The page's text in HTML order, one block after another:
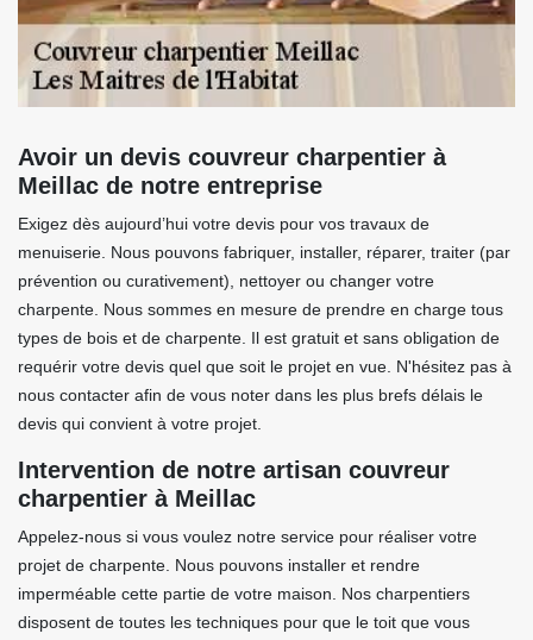
Avoir un devis couvreur charpentier à
Meillac de notre entreprise
Exigez dès aujourd’hui votre devis pour vos travaux de
menuiserie. Nous pouvons fabriquer, installer, réparer, traiter (par
prévention ou curativement), nettoyer ou changer votre
charpente. Nous sommes en mesure de prendre en charge tous
types de bois et de charpente. Il est gratuit et sans obligation de
requérir votre devis quel que soit le projet en vue. N'hésitez pas à
nous contacter afin de vous noter dans les plus brefs délais le
devis qui convient à votre projet.
Intervention de notre artisan couvreur
charpentier à Meillac
Appelez-nous si vous voulez notre service pour réaliser votre
projet de charpente. Nous pouvons installer et rendre
imperméable cette partie de votre maison. Nos charpentiers
disposent de toutes les techniques pour que le toit que vous